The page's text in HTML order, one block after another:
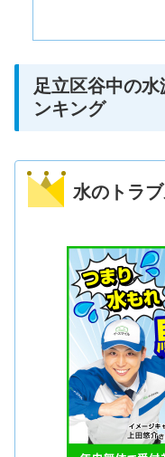
足立区谷中の
ンキング
水のトラ